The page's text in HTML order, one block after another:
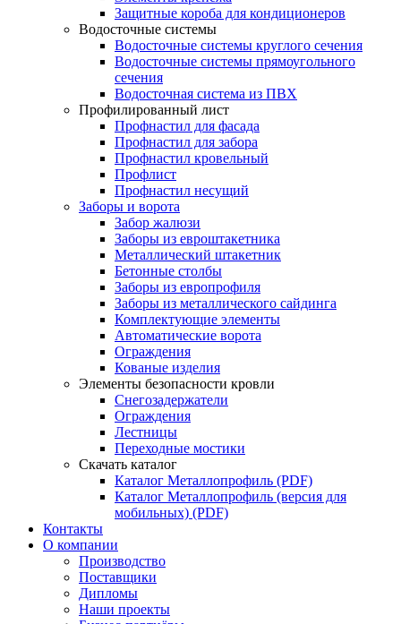
Защитные короба для кондиционеров
Водосточные системы
Водосточные системы круглого сечения
Водосточные системы прямоугольного
сечения
Водосточная система из ПВХ
Профилированный лист
Профнастил для фасада
Профнастил для забора
Профнастил кровельный
Профлист
Профнастил несущий
Заборы и ворота
Забор жалюзи
Заборы из евроштакетника
Металлический штакетник
Бетонные столбы
Заборы из европрофиля
Заборы из металлического сайдинга
Комплектующие элементы
Автоматические ворота
Ограждения
Кованые изделия
Элементы безопасности кровли
Снегозадержатели
Ограждения
Лестницы
Переходные мостики
Скачать каталог
Каталог Металлопрофиль (PDF)
Каталог Металлопрофиль (версия для
мобильных) (PDF)
Контакты
О компании
Производство
Поставщики
Дипломы
Наши проекты